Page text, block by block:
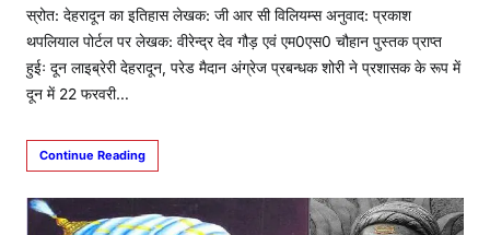
स्रोत: देहरादून का इतिहास लेखक: जी आर सी विलियम्स अनुवाद: प्रकाश
थपलियाल पोर्टल पर लेखक: वीरेन्द्र देव गौड़ एवं एम0एस0 चौहान पुस्तक प्राप्त
हुईः दून लाइब्रेरी देहरादून, परेड मैदान अंग्रेज प्रबन्धक शोरी ने प्रशासक के रूप में
दून में 22 फरवरी…
Continue Reading